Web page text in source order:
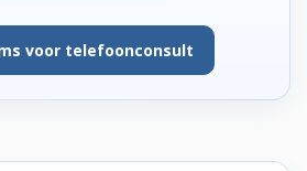
voor telefoonconsult